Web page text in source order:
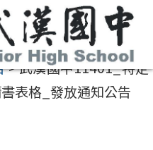
>武漢國中11401_特定
表格_發放通知公告